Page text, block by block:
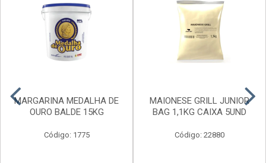
MARGARINA MEDALHA DE
OURO BALDE 15KG
Código: 1775
MAIONESE GRILL JUNIOR
BAG 1,1KG CAIXA 5UND
Código: 22880